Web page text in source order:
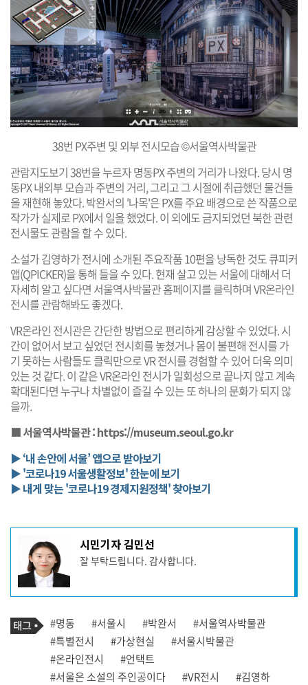
38번 PX주변 및 외부 전시모습 ©서울역사박물관
관람지도보기 38번을 누르자 명동PX 주변의 거리가 나왔다. 당시 명
동PX 내외부 모습과 주변의 거리, 그리고 그 시절에 취급했던 물건들
을 재현해 놓았다. 박완서의 '나목'은 PX를 주요 배경으로 쓴 작품으로
작가가 실제로 PX에서 일을 했었다. 이 외에도 금지되었던 북한 관련
전시물도 관람을 할 수 있다.
소설가 김영하가 전시에 소개된 주요작품 10편을 낭독한 것도 큐피커
앱(QPICKER)을 통해 들을 수 있다. 현재 살고 있는 서울에 대해서 더
자세히 알고 싶다면 서울역사박물관 홈페이지를 클릭하며 VR온라인
전시를 관람해봐도 좋겠다.
VR온라인 전시관은 간단한 방법으로 편리하게 감상할 수 있었다. 시
간이 없어서 보고 싶었던 전시회를 놓쳤거나 몸이 불편해 전시를 가
기 못하는 사람들도 클릭만으로 VR 전시를 경험할 수 있어 더욱 의미
있는 것 같다. 이 같은 VR온라인 전시가 일회성으로 끝나지 않고 계속
확대된다면 누구나 차별없이 즐길 수 있는 또 하나의 문화가 되지 않
을까.
■ 서울역사박물관 :https://museum.seoul.go.kr
▶ ‘내 손안에 서울’ 앱으로 받아보기
▶ '코로나19 서울생활정보' 한눈에 보기
▶ 내게 맞는 '코로나19 경제지원정책' 찾아보기
작
성
자
프
필
시민기자 김민선
잘 부탁드립니다. 감사합니다.
기
사
관
련
태
그
태
그
#명동 #서울시 #박완서
#서울역사박물관
#특별전시
#가상현실
#서울시박물관
#온라인전시
#언택트
#서울은 소설의 주인공이다
#VR전시
#김영하